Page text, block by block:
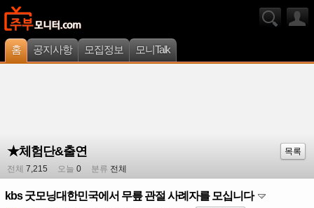
홈 공지사항 모집정보 모니Talk
★체험단&출연
목록
전체 7,215 오늘 0 분류 전체
kbs 굿모닝대한민국에서 무릎 관절 사례자를 모십니다